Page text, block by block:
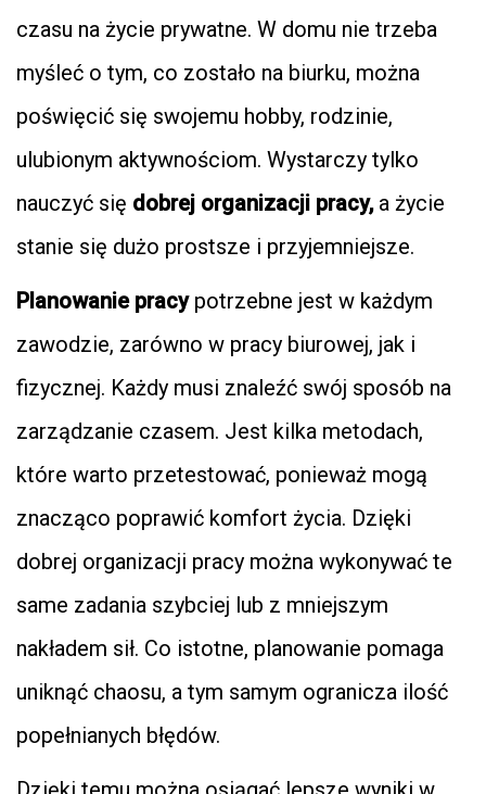
czasu na życie prywatne. W domu nie trzeba
myśleć o tym, co zostało na biurku, można
poświęcić się swojemu hobby, rodzinie,
ulubionym aktywnościom. Wystarczy tylko
nauczyć się dobrej organizacji pracy,a życie
stanie się dużo prostsze i przyjemniejsze.
Planowanie pracypotrzebne jest w każdym
zawodzie, zarówno w pracy biurowej, jak i
fizycznej. Każdy musi znaleźć swój sposób na
zarządzanie czasem. Jest kilka metodach,
które warto przetestować, ponieważ mogą
znacząco poprawić komfort życia. Dzięki
dobrej organizacji pracy można wykonywać te
same zadania szybciej lub z mniejszym
nakładem sił. Co istotne, planowanie pomaga
uniknąć chaosu, a tym samym ogranicza ilość
popełnianych błędów.